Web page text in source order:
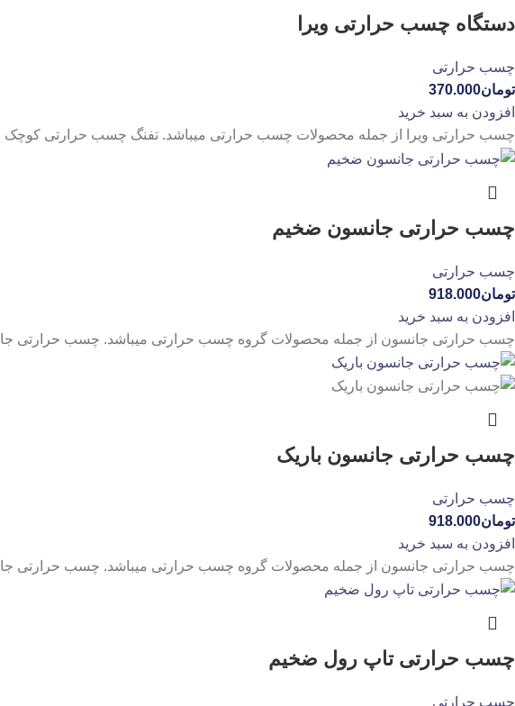
دستگاه چسب حرارتی ویرا
چسب حرارتی
تومان370.000
افزودن به سبد خرید
چسب حرارتی ویرا از جمله محصولات چسب حرارتی میباشد. تفنگ چسب حرارتی کوچک
چسب حرارتی جانسون ضخیم
چسب حرارتی
تومان918.000
افزودن به سبد خرید
چسب حرارتی جانسون از جمله محصولات گروه چسب حرارتی میباشد. چسب حرارتی
چسب حرارتی جانسون باریک
چسب حرارتی
تومان918.000
افزودن به سبد خرید
چسب حرارتی جانسون از جمله محصولات گروه چسب حرارتی میباشد. چسب حرارتی
چسب حرارتی تاپ رول ضخیم
چسب حرارتی